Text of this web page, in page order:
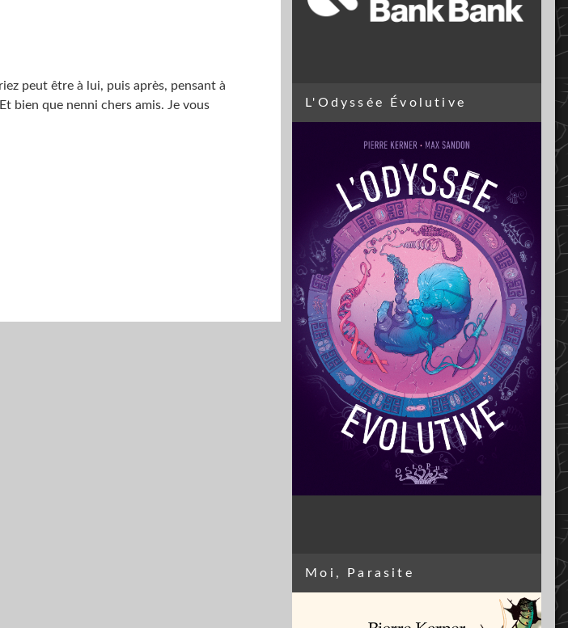
peut être à lui, puis après, pensant à
bien que nenni chers amis. Je vous
L'Odyssée Évolutive
Moi, Parasite